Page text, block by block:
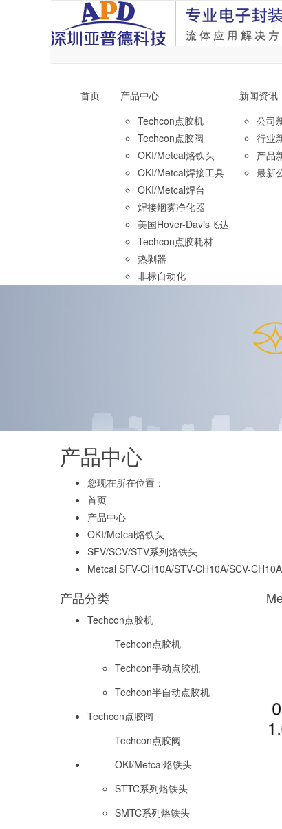
首页
产品中心
Techcon点胶机
Techcon点胶阀
OKI/Metcal烙铁头
OKI/Metcal焊接工具
OKI/Metcal焊台
焊接烟雾净化器
美国Hover-Davis飞达
Techcon点胶耗材
热剥器
非标自动化
新闻资讯
公司
行业
产品
最新
产品中心
您现在所在位置：
首页
产品中心
OKI/Metcal烙铁头
SFV/SCV/STV系列烙铁头
Metcal SFV-CH10A/STV-CH10A/SCV-
产品分类
Techcon点胶机
Techcon点胶机
Techcon手动点胶机
Techcon半自动点胶机
Techcon点胶阀
Techcon点胶阀
OKI/Metcal烙铁头
STTC系列烙铁头
SMTC系列烙铁头